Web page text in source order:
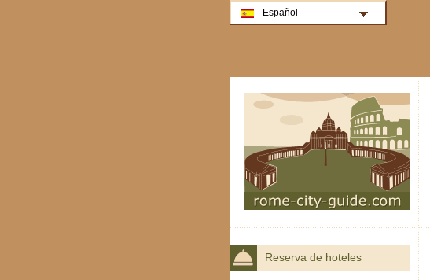
Reserva de hoteles
Español